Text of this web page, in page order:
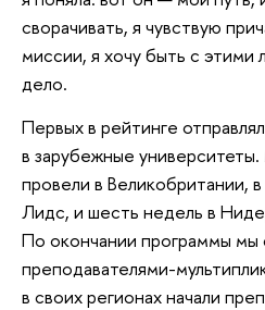
сворачивать, я чувствую
миссии, я хочу быть с этими
дело.
Первых в рейтинге
в зарубежные
провели в Великобритании,
Лидс, и шесть недель в
По окончании программы мы
преподавателями-
в своих регионах начали